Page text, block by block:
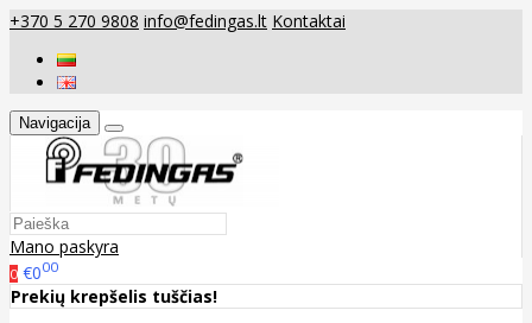
+370 5 270 9808 info@fedingas.lt Kontaktai
Navigacija
Mano paskyra
0 €000
Prekių krepšelis tuščias!